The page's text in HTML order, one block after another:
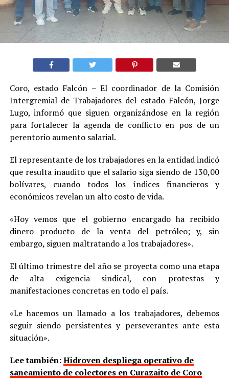
Coro, estado Falcón – El coordinador de la Comisión
Intergremial de Trabajadores del estado Falcón, Jorge
Lugo, informó que siguen organizándose en la región
para fortalecer la agenda de conflicto en pos de un
perentorio aumento salarial.
El representante de los trabajadores en la entidad indicó
que resulta inaudito que el salario siga siendo de 130,00
bolívares, cuando todos los índices financieros y
económicos revelan un alto costo de vida.
«Hoy vemos que el gobierno encargado ha recibido
dinero producto de la venta del petróleo; y, sin
embargo, siguen maltratando a los trabajadores».
El último trimestre del año se proyecta como una etapa
de alta exigencia sindical, con protestas y
manifestaciones concretas en todo el país.
«Le hacemos un llamado a los trabajadores, debemos
seguir siendo persistentes y perseverantes ante esta
situación».
Lee también:Hidroven despliega operativo de
saneamiento de colectores en Curazaito de Coro